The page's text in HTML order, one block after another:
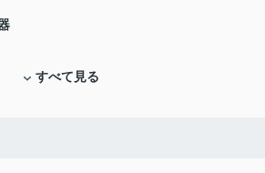
すべて見る